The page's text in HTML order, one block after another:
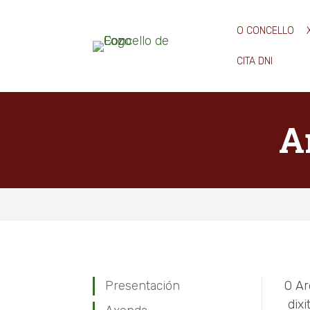
O CONCELLO
CITA DNI
Presentación
O